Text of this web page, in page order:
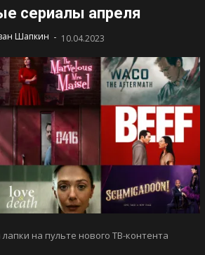
сериалы апреля
Шапкин - 10.04.2023
на пульте нового ТВ-контента